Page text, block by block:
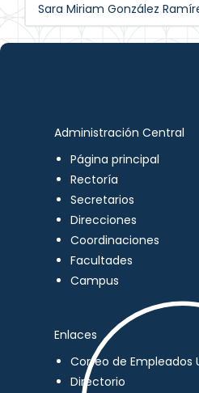
Sara Miriam González
Administración Central
Página principal
Rectoría
Secretarios
Direcciones
Coordinaciones
Facultades
Campus
Enlaces
Correo de Empleados
Directorio